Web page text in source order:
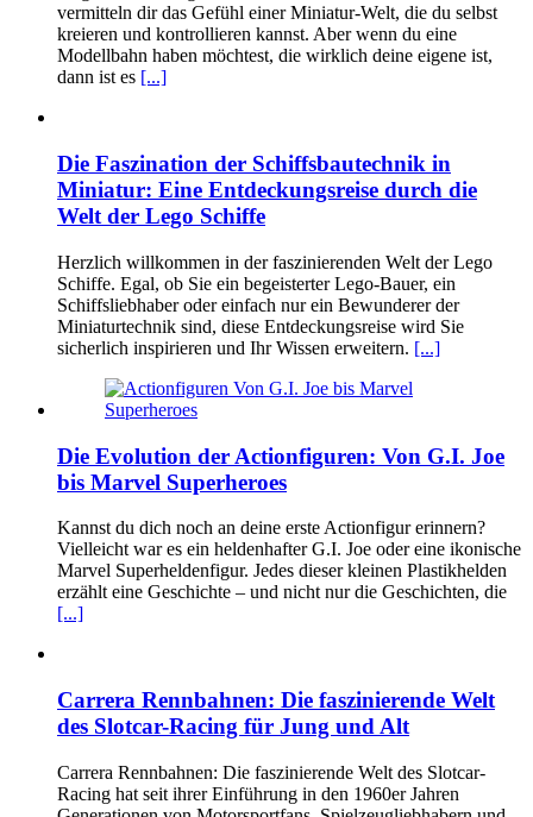
vermitteln dir das Gefühl einer Miniatur-Welt, die du selbst
kreieren und kontrollieren kannst. Aber wenn du eine
Modellbahn haben möchtest, die wirklich deine eigene ist,
dann ist es [...]
Die Faszination der Schiffsbautechnik in
Miniatur: Eine Entdeckungsreise durch die
Welt der Lego Schiffe
Herzlich willkommen in der faszinierenden Welt der Lego
Schiffe. Egal, ob Sie ein begeisterter Lego-Bauer, ein
Schiffsliebhaber oder einfach nur ein Bewunderer der
Miniaturtechnik sind, diese Entdeckungsreise wird Sie
sicherlich inspirieren und Ihr Wissen erweitern. [...]
Die Evolution der Actionfiguren: Von G.I. Joe
bis Marvel Superheroes
Kannst du dich noch an deine erste Actionfigur erinnern?
Vielleicht war es ein heldenhafter G.I. Joe oder eine ikonische
Marvel Superheldenfigur. Jedes dieser kleinen Plastikhelden
erzählt eine Geschichte – und nicht nur die Geschichten, die
[...]
Carrera Rennbahnen: Die faszinierende Welt
des Slotcar-Racing für Jung und Alt
Carrera Rennbahnen: Die faszinierende Welt des Slotcar-
Racing hat seit ihrer Einführung in den 1960er Jahren